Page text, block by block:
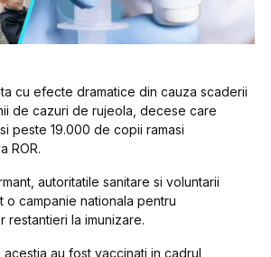
cu efecte dramatice din cauza scaderii
de cazuri de rujeola, decese care
peste 19.000 de copii ramasi
ROR.
autoritatile sanitare si voluntarii
o campanie nationala pentru
la imunizare.
au fost vaccinati in cadrul